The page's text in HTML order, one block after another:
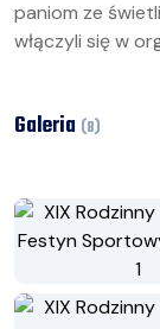
paniom ze
włączyli się w
Galeria (8)